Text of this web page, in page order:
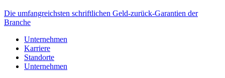
Die umfangreichsten schriftlichen Geld-zurück-Garantien der
Branche
Unternehmen
Karriere
Standorte
Unternehmen